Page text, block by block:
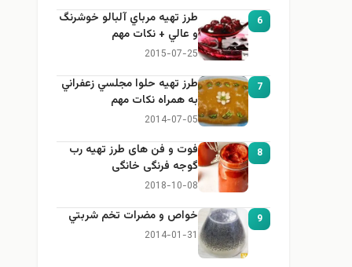
6
طرز تهيه مرباي آلبالو خوشرنگ
و عالي + نكات مهم
2015-07-25
7
طرز تهيه حلوا مجلسي زعفراني
به همراه نكات مهم
2014-07-05
8
فوت و فن های طرز تهیه رب
گوجه فرنگی خانگی
2018-10-08
9 خواص و مضرات تخم شربتي
2014-01-31